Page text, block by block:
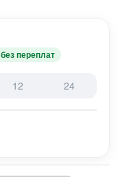
без переплат
12 24